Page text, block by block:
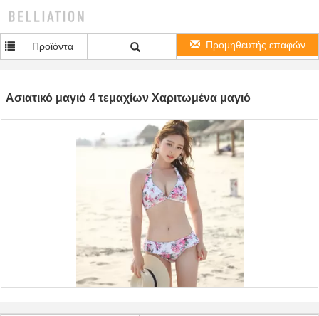
Προϊόντα Προμηθευτής επαφών
Ασιατικό μαγιό 4 τεμαχίων Χαριτωμένα μαγιό